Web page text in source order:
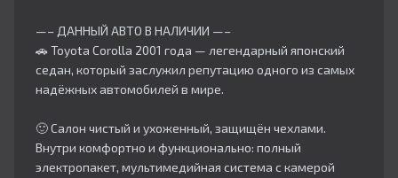
—– ДАННЫЙ АВТО В НАЛИЧИИ —–
🚗 Toyota Corolla 2001 года — легендарный японский
седан, который заслужил репутацию одного из самых
надёжных автомобилей в мире.​
🙂 Салон чистый и ухоженный, защищён чехлами.
Внутри комфортно и функционально: полный
электропакет, мультимедийная система с камерой